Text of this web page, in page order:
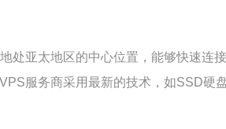
处亚太地区的中心位置，能够快速
服务商采用最新的技术，如SSD硬